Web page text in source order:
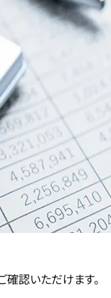
認いただけます。